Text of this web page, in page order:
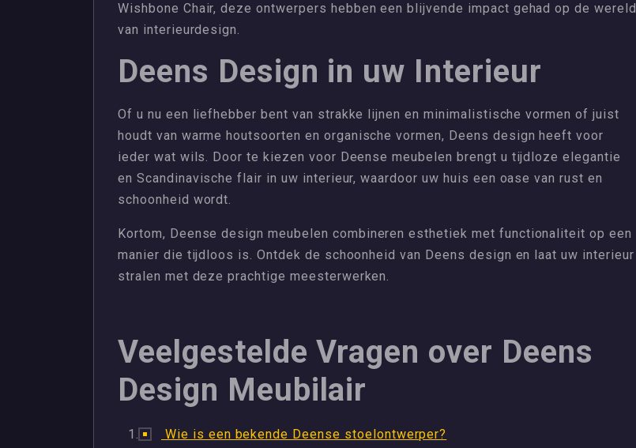
Wishbone Chair, deze ontwerpers hebben een blijvende impact gehad op de wereld
van interieurdesign.
Deens Design in uw Interieur
Of u nu een liefhebber bent van strakke lijnen en minimalistische vormen of juist
houdt van warme houtsoorten en organische vormen, Deens design heeft voor
ieder wat wils. Door te kiezen voor Deense meubelen brengt u tijdloze elegantie
en Scandinavische flair in uw interieur, waardoor uw huis een oase van rust en
schoonheid wordt.
Kortom, Deense design meubelen combineren esthetiek met functionaliteit op een
manier die tijdloos is. Ontdek de schoonheid van Deens design en laat uw interieur
stralen met deze prachtige meesterwerken.
Veelgestelde Vragen over Deens
Design Meubilair
Wie is een bekende Deense stoelontwerper?